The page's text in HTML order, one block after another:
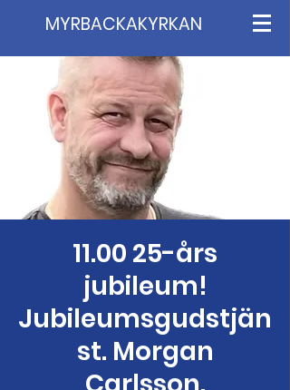
MYRBACKAKYRKAN
11.00 25-års
jubileum!
Jubileumsgudstjän
st. Morgan